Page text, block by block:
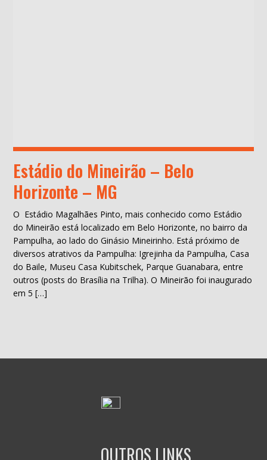
Estádio do Mineirão – Belo
Horizonte – MG
O Estádio Magalhães Pinto, mais conhecido como Estádio
do Mineirão está localizado em Belo Horizonte, no bairro da
Pampulha, ao lado do Ginásio Mineirinho. Está próximo de
diversos atrativos da Pampulha: Igrejinha da Pampulha, Casa
do Baile, Museu Casa Kubitschek, Parque Guanabara, entre
outros (posts do Brasília na Trilha). O Mineirão foi inaugurado
em 5 […]